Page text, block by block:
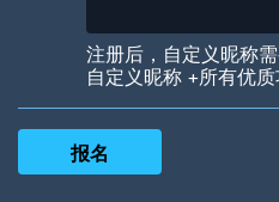
注册后，自定义昵称
自定义昵称 +所有优质